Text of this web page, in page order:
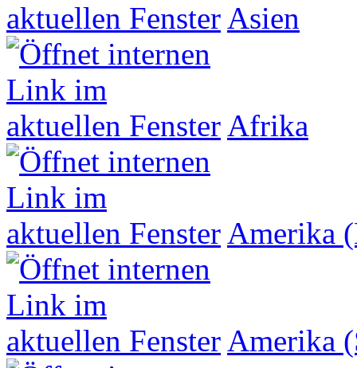
Asien
Afrika
Amerika
Amerika